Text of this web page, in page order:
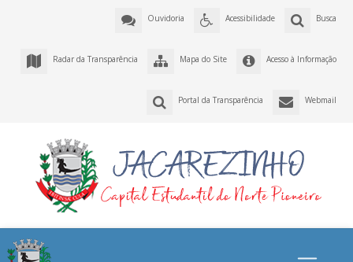
Busca
Acessibilidade
Ouvidoria
Acesso à Informação
Mapa do Site
Radar da Transparência
Webmail
Portal da Transparência